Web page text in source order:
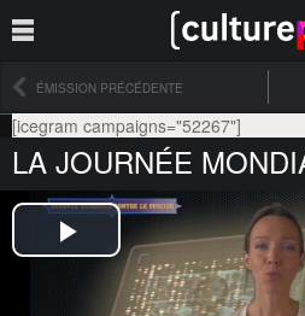
ÉMISSION PRÉCÉDENTE
[icegram campaigns="52267"]